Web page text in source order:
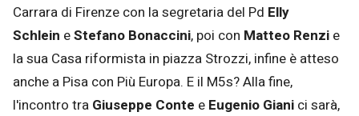
Carrara di Firenze con la segretaria del Pd Elly
Schlein eStefano Bonaccini, poi con Matteo Renzi e
la sua Casa riformista in piazza Strozzi, infine è atteso
anche a Pisa con Più Europa. E il M5s? Alla fine,
l'incontro tra Giuseppe Conte e Eugenio Giani ci sarà,